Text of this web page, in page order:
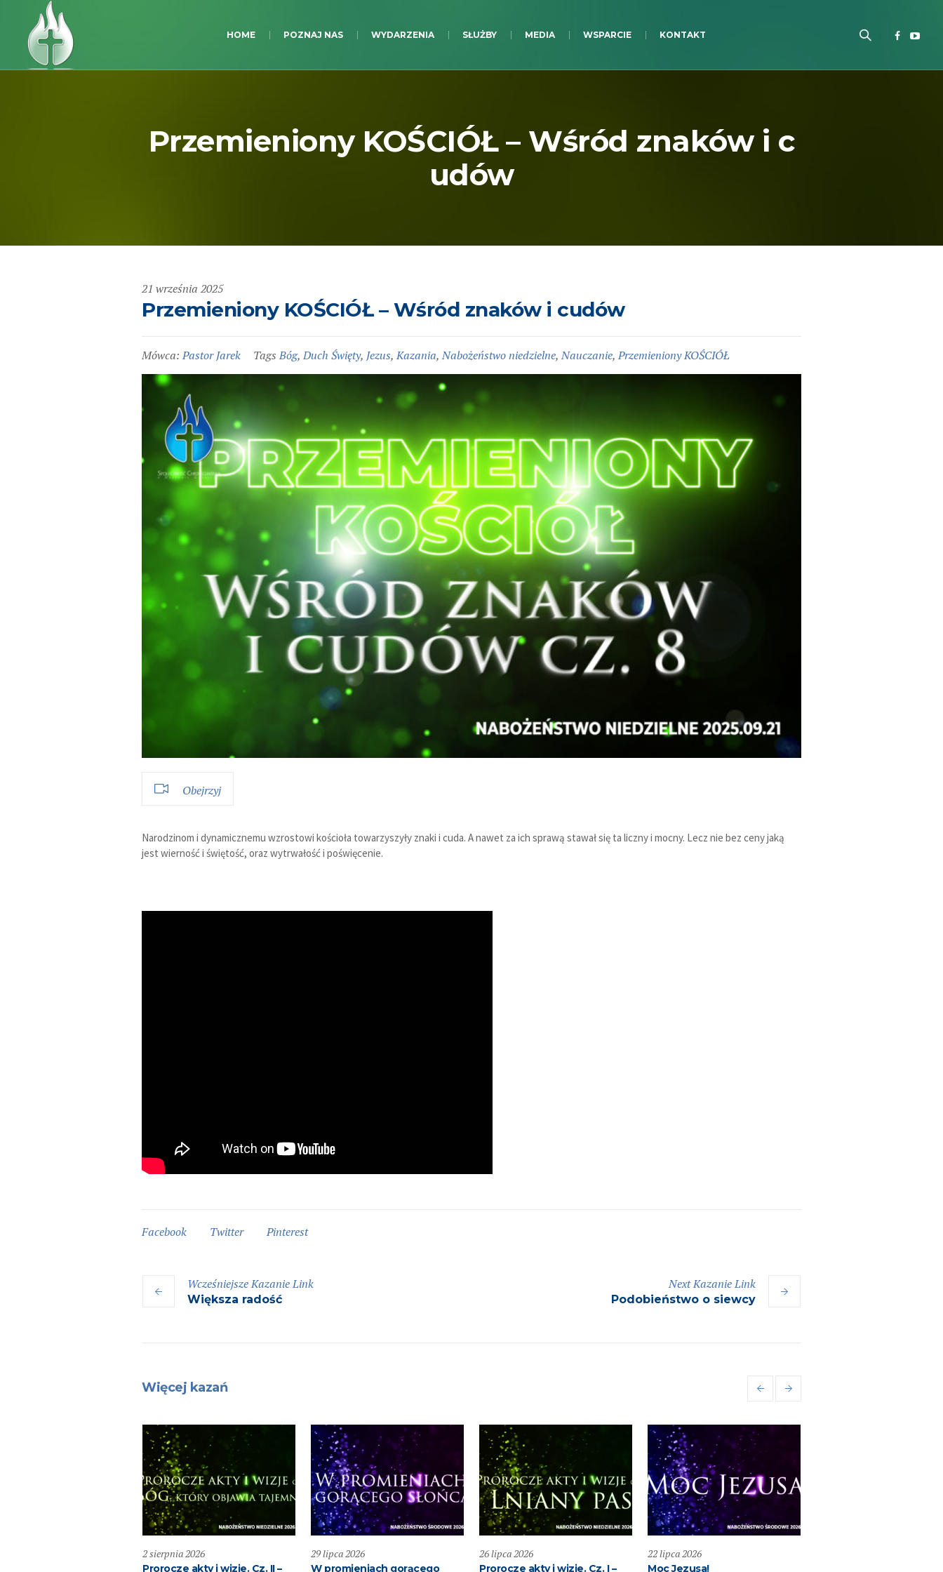
HOME POZNAJ NAS WYDARZENIA SŁUŻBY MEDIA WSPARCIE KONTAKT
Przemieniony KOŚCIÓŁ – Wśród znaków i c
udów
21 września 2025
Przemieniony KOŚCIÓŁ – Wśród znaków i cudów
Mówca:Pastor Jarek TagsBóg,Duch Święty, Jezus,Kazania,Nabożeństwo niedzielne,Nauczanie,Przemieniony KOŚCIÓŁ
Obejrzyj
Narodzinom i dynamicznemu wzrostowi kościoła towarzyszyły znaki i cuda. A nawet za ich sprawą stawał się ta liczny i mocny. Lecz nie bez ceny jaką
jest wierność i świętość, oraz wytrwałość i poświęcenie.
Facebook Twitter Pinterest
WcześniejszeKazanieLink
Większa radość
NextKazanieLink
Podobieństwo o siewcy
Więcej kazań
2 sierpnia 2026
Prorocze akty i wizje. Cz. II –
29 lipca 2026
W promieniach gorącego
26 lipca 2026
Prorocze akty i wizje. Cz. I –
22 lipca 2026
Moc Jezusa!